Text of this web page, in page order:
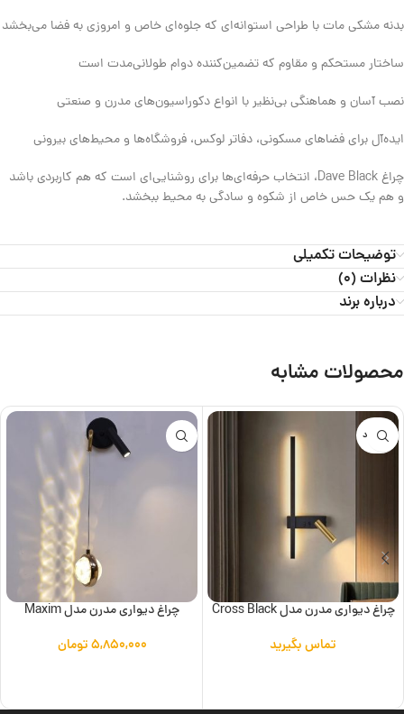
بدنه مشکی مات با طراحی استوانه‌ای که جلوه‌ای خاص و امروزی به فضا می‌بخشد
ساختار مستحکم و مقاوم که تضمین‌کننده دوام طولانی‌مدت است
نصب آسان و هماهنگی بی‌نظیر با انواع دکوراسیون‌های مدرن و صنعتی
ایده‌آل برای فضاهای مسکونی، دفاتر لوکس، فروشگاه‌ها و محیط‌های بیرونی
چراغ Dave Black، انتخاب حرفه‌ای‌ها برای روشنایی‌ای است که هم کاربردی باشد
و هم یک حس خاص از شکوه و سادگی به محیط ببخشد.
توضیحات تکمیلی
نظرات (0)
درباره برند
محصولات مشابه
ناموجود
چراغ دیواری مدرن مدل Cross Black
تماس بگیرید
چراغ دیواری مدرن مدل Maxim
۵,۸۵۰,۰۰۰تومان